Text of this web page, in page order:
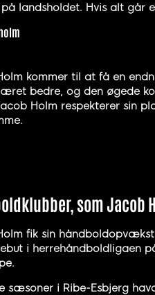
landsholdet. Hvis alt går
kommer til at få en
bedre, og den øgede
Holm respekterer sin
som Jacob
fik sin
i herrehåndboldligaen
sæsoner i Ribe-Esbjerg